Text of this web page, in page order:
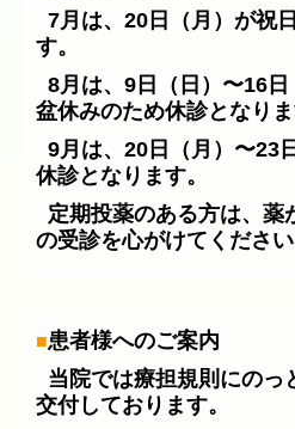
7月は、20日（月） が祝
す。
8月は、9日（日）〜16日
盆休みのため休診となりま
9月は、20日（月）〜23
休診となります。
定期投薬のある方は、薬
の受診を心がけてください
■患者様へのご案内
当院では療担規則にのっ
交付しております。